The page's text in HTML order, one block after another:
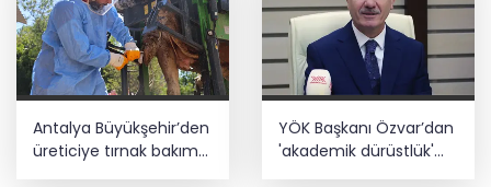
Antalya Büyükşehir’den
üreticiye tırnak bakım
desteği
YÖK Başkanı Özvar’dan
'akademik dürüstlük'
mesajı